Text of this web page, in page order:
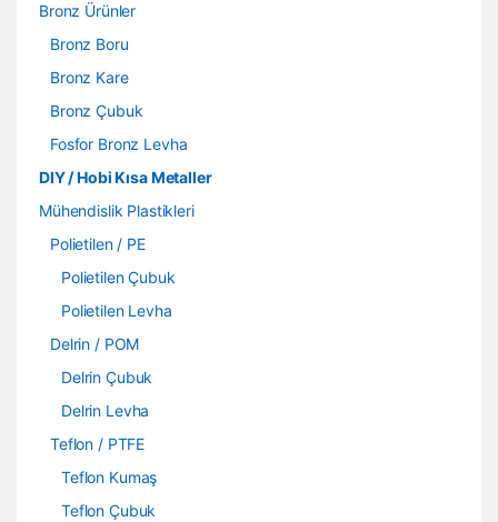
Bronz Ürünler
Bronz Boru
Bronz Kare
Bronz Çubuk
Fosfor Bronz Levha
DIY / Hobi Kısa Metaller
Mühendislik Plastikleri
Polietilen / PE
Polietilen Çubuk
Polietilen Levha
Delrin / POM
Delrin Çubuk
Delrin Levha
Teflon / PTFE
Teflon Kumaş
Teflon Çubuk